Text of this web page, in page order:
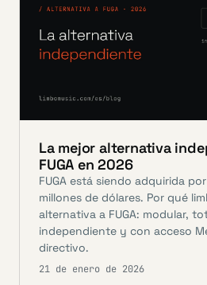
La mejor alternativa
FUGA en 2026
FUGA está siendo adquirida
millones de dólares. Por qué
alternativa a FUGA: modular,
independiente y con acceso
directivo.
21 de enero de 2026